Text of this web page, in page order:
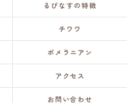
るぴなすの特徴
チワワ
ポメラニアン
アクセス
お問い合わせ